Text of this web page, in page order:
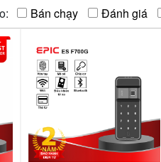
Bán chạy Đánh giá